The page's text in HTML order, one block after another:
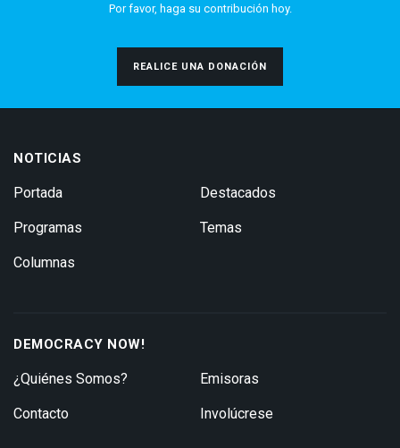
Por favor, haga su contribución hoy.
REALICE UNA DONACIÓN
NOTICIAS
Portada
Programas
Columnas
Destacados
Temas
DEMOCRACY NOW!
¿Quiénes Somos?
Contacto
Emisoras
Involúcrese